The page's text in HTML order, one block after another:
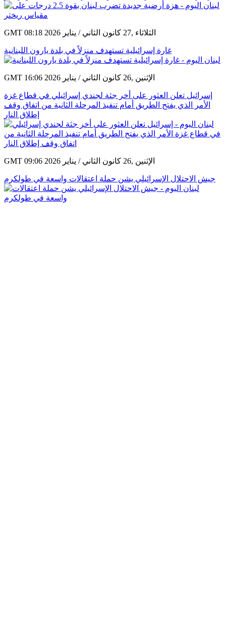
GMT 08:18 2026 الثلاثاء ,27 كانون الثاني / يناير
غارة إسرائيلية تستهدف منزلاً في بلدة يارون اللبنانية
GMT 16:06 2026 الإثنين ,26 كانون الثاني / يناير
إسرائيل تعلن العثور على أخر جثة لجندي إسرائيلي في قطاع غزة
الأمر الذي يفتح الطريق أمام تنفيذ المرحلة الثانية من اتفاق وقف
إطلاق النار
GMT 09:06 2026 الإثنين ,26 كانون الثاني / يناير
جيش الاحتلال الإسرائيلي يشن حملة اعتقالات واسعة في طولكرم